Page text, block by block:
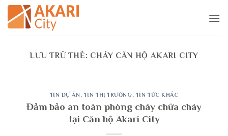
Bỏ
qua
nội
LƯU TRỮ THẺ: CHÁY CĂN HỘ AKARI CITY
TIN DỰ ÁN , TIN THỊ TRƯỜNG, TIN TỨC KHÁC
Đảm bảo an toàn phòng cháy chữa cháy
tại Căn hộ Akari City